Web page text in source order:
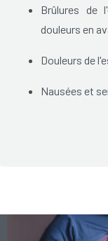
Brûlures de
douleurs en
Douleurs de
Nausées et
partie supérieure